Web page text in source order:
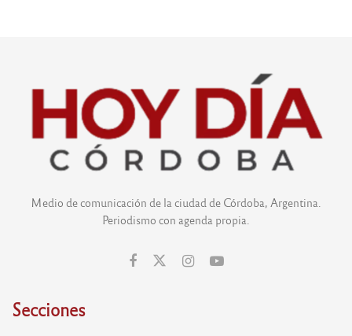
Medio de comunicación de la ciudad de Córdoba, Argentina.
Periodismo con agenda propia.
Secciones